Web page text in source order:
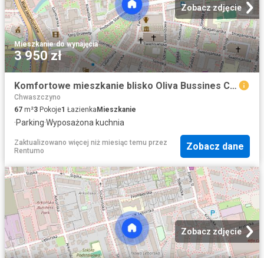
Zobacz zdjęcie
Mieszkanie·do wynajęcia
3 950 zł
Komfortowe mieszkanie blisko Oliva Bussines Center
Chwaszczyno
67 m²3 Pokoje1 ŁazienkaMieszkanie
·Parking·Wyposażona kuchnia
Zaktualizowano więcej niż miesiąc temu przez
Rentumo
Zobacz dane
Zobacz zdjęcie